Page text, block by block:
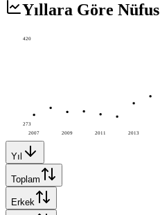
Yıllara Göre Nüfus
2007 2009 2011 2013
420
273
Yıl
Toplam
Erkek